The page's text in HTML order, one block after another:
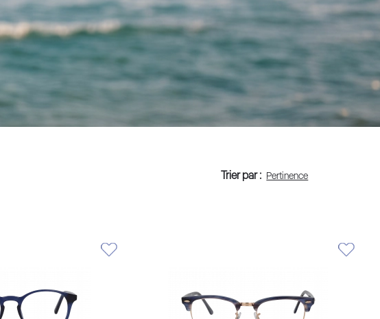
Trier par :